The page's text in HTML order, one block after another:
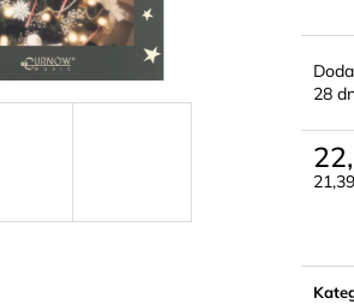
28
VANDOREN
NA ALT